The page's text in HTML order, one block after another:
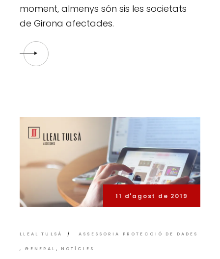
moment, almenys són sis les societats
de Girona afectades.
11 d'agost de 2019
LLEAL TULSÀ ASSESSORIA PROTECCIÓ DE DADES
GENERAL NOTÍCIES